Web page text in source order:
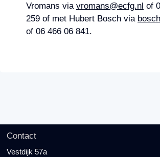
Vromans via vromans@ecfg.nl of
259 of met Hubert Bosch via
of 06 466 06 841.
Contact
Vestdijk 57a